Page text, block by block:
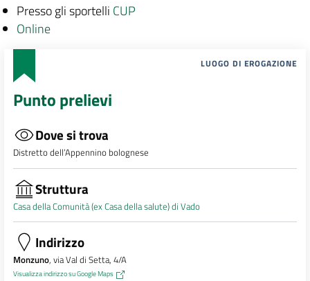
Presso gli sportelli CUP
Online
LUOGO DI EROGAZIONE
Punto prelievi
Dove si trova
Distretto dell’Appennino bolognese
Struttura
Casa della Comunità (ex Casa della salute) di Vado
Indirizzo
Monzuno, via Val di Setta, 4/A
Visualizza indirizzo su Google Maps